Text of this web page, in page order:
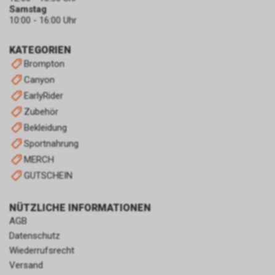
KATEGORIEN
Brompton
Canyon
EarlyRider
Zubehör
Bekleidung
Sportnahrung
MERCH
GUTSCHEIN
NÜTZLICHE INFORMATIONEN
AGB
Datenschutz
Wiederrufsrecht
Versand
Samstag
10:00 - 16:00 Uhr